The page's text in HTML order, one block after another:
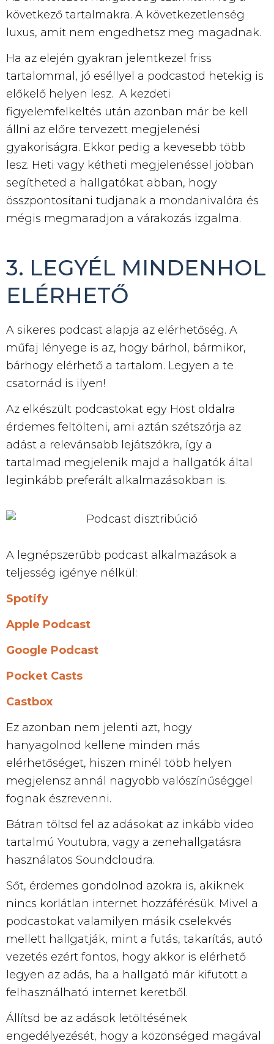
következő tartalmakra. A következetlenség
luxus, amit nem engedhetsz meg magadnak.
Ha az elején gyakran jelentkezel friss
tartalommal, jó eséllyel a podcastod hetekig is
előkelő helyen lesz. A kezdeti
figyelemfelkeltés után azonban már be kell
állni az előre tervezett megjelenési
gyakoriságra. Ekkor pedig a kevesebb több
lesz. Heti vagy kétheti megjelenéssel jobban
segítheted a hallgatókat abban, hogy
összpontosítani tudjanak a mondanivalóra és
mégis megmaradjon a várakozás izgalma.
3. LEGYÉL MINDENHOL
ELÉRHETŐ
A sikeres podcast alapja az elérhetőség. A
műfaj lényege is az, hogy bárhol, bármikor,
bárhogy elérhető a tartalom. Legyen a te
csatornád is ilyen!
Az elkészült podcastokat egy Host oldalra
érdemes feltölteni, ami aztán szétszórja az
adást a relevánsabb lejátszókra, így a
tartalmad megjelenik majd a hallgatók által
leginkább preferált alkalmazásokban is.
A legnépszerűbb podcast alkalmazások a
teljesség igénye nélkül:
Spotify
Apple Podcast
Google Podcast
Pocket Casts
Castbox
Ez azonban nem jelenti azt, hogy
hanyagolnod kellene minden más
elérhetőséget, hiszen minél több helyen
megjelensz annál nagyobb valószínűséggel
fognak észrevenni.
Bátran töltsd fel az adásokat az inkább video
tartalmú Youtubra, vagy a zenehallgatásra
használatos Soundcloudra.
Sőt, érdemes gondolnod azokra is, akiknek
nincs korlátlan internet hozzáférésük. Mivel a
podcastokat valamilyen másik cselekvés
mellett hallgatják, mint a futás, takarítás, autó
vezetés ezért fontos, hogy akkor is elérhető
legyen az adás, ha a hallgató már kifutott a
felhasználható internet keretből.
Állítsd be az adások letöltésének
engedélyezését, hogy a közönséged magával